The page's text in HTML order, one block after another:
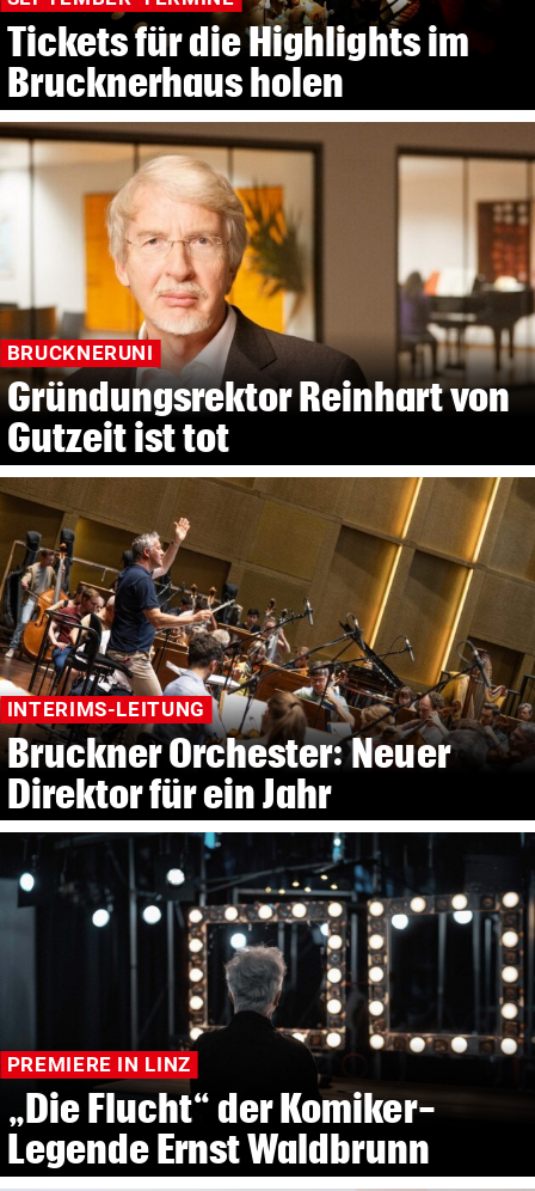
Tickets für die Highlights im
Brucknerhaus holen
BRUCKNERUNI
Gründungsrektor Reinhart von
Gutzeit ist tot
INTERIMS-LEITUNG
Bruckner Orchester: Neuer
Direktor für ein Jahr
PREMIERE IN LINZ
„Die Flucht“ der Komiker-
Legende Ernst Waldbrunn